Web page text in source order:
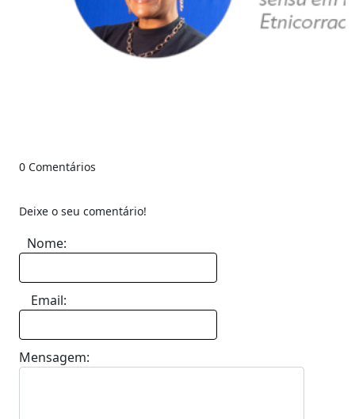
0 Comentários
Deixe o seu comentário!
Nome:
Email:
Mensagem: